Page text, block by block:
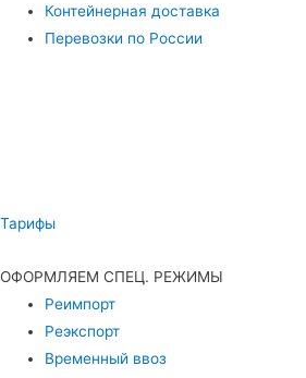
Контейнерная доставка
Перевозки по России
Тарифы
ОФОРМЛЯЕМ СПЕЦ. РЕЖИМЫ
Реимпорт
Реэкспорт
Временный ввоз